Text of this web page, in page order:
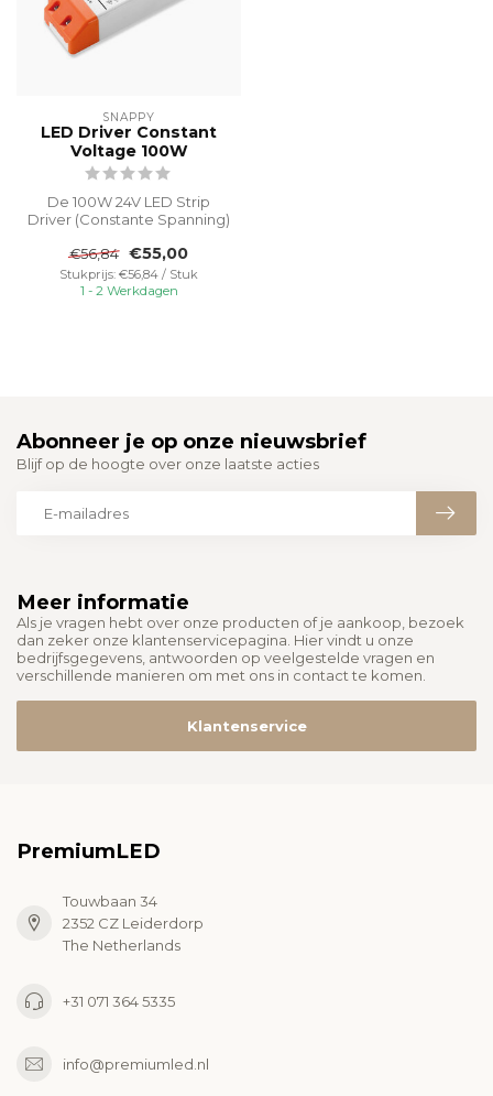
SNAPPY
LED Driver Constant
Voltage 100W
De 100W 24V LED Strip
Driver (Constante Spanning)
hoogwaar...
€56,84 €55,00
Stukprijs: €56,84 / Stuk
1 - 2 Werkdagen
Meer informatie
Als je vragen hebt over onze producten of je aankoop, bezoek
dan zeker onze klantenservicepagina. Hier vindt u onze
bedrijfsgegevens, antwoorden op veelgestelde vragen en
verschillende manieren om met ons in contact te komen.
Klantenservice
Abonneer je op onze nieuwsbrief
Blijf op de hoogte over onze laatste acties
PremiumLED
Touwbaan 34
2352 CZ Leiderdorp
The Netherlands
+31 071 364 5335
info@premiumled.nl